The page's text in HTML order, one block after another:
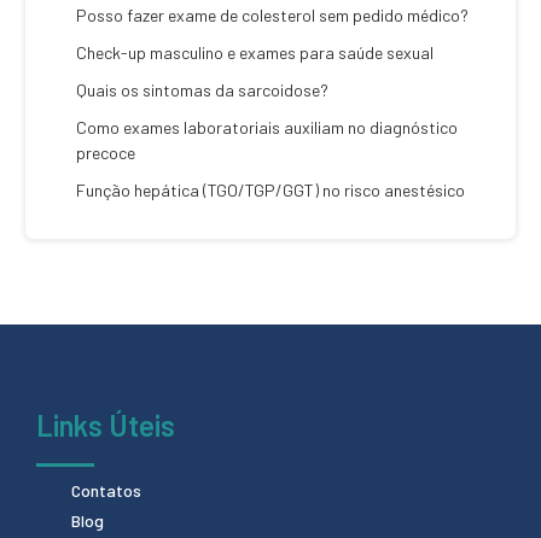
Posso fazer exame de colesterol sem pedido médico?
Check-up masculino e exames para saúde sexual
Quais os sintomas da sarcoidose?
Como exames laboratoriais auxiliam no diagnóstico
precoce
Função hepática (TGO/TGP/GGT) no risco anestésico
Links Úteis
Contatos
Blog